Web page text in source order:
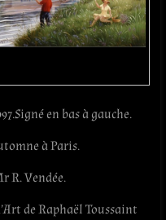
en bas à gauche.
à Paris.
R. Vendée.
de Raphaël Toussaint